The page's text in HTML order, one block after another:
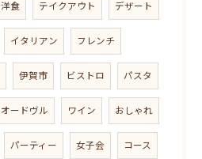
洋食 テイクアウト デザート
イタリアン フレンチ
伊賀市 ビストロ パスタ
オードヴル ワイン おしゃれ
パーティー 女子会 コース